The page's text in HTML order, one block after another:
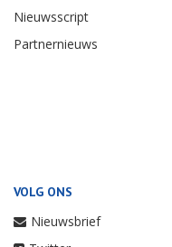
Nieuwsscript
Partnernieuws
VOLG ONS
Nieuwsbrief